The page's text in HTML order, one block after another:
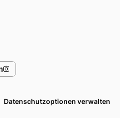
Datenschutzoptionen verwalten